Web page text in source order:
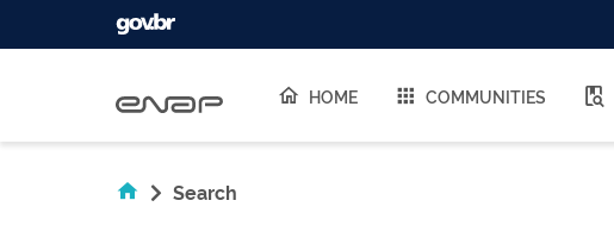
HOME COMMUNITIES
Search